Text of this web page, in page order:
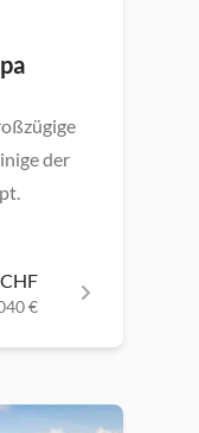
der
€